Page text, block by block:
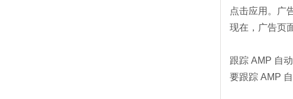
点击应用。广
现在，广告页
跟踪 AMP 自
要跟踪 AMP